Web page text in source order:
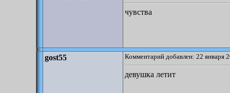
чувства
gost55 Комментарий добавлен: 22 января
девушка летит